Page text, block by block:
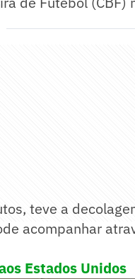
teve a
acompanhar
Estados Unidos